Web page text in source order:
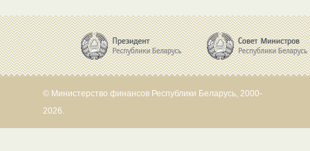
© Министерство финансов Республики Беларусь, 2000-
2026.